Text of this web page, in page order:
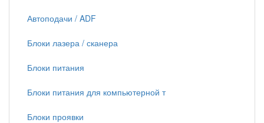
Автоподачи / ADF
Блоки лазера / сканера
Блоки питания
Блоки питания для компьютерной т
Блоки проявки